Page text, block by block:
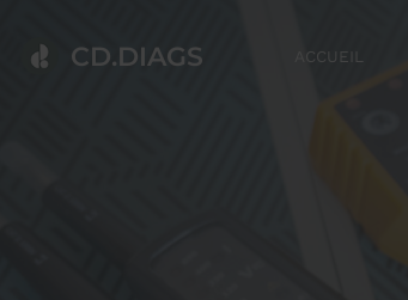
CD.DIAGS ACCUEIL